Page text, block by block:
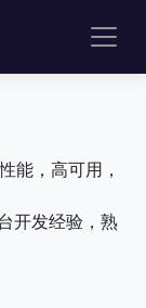
能，高可用，
开发经验，熟